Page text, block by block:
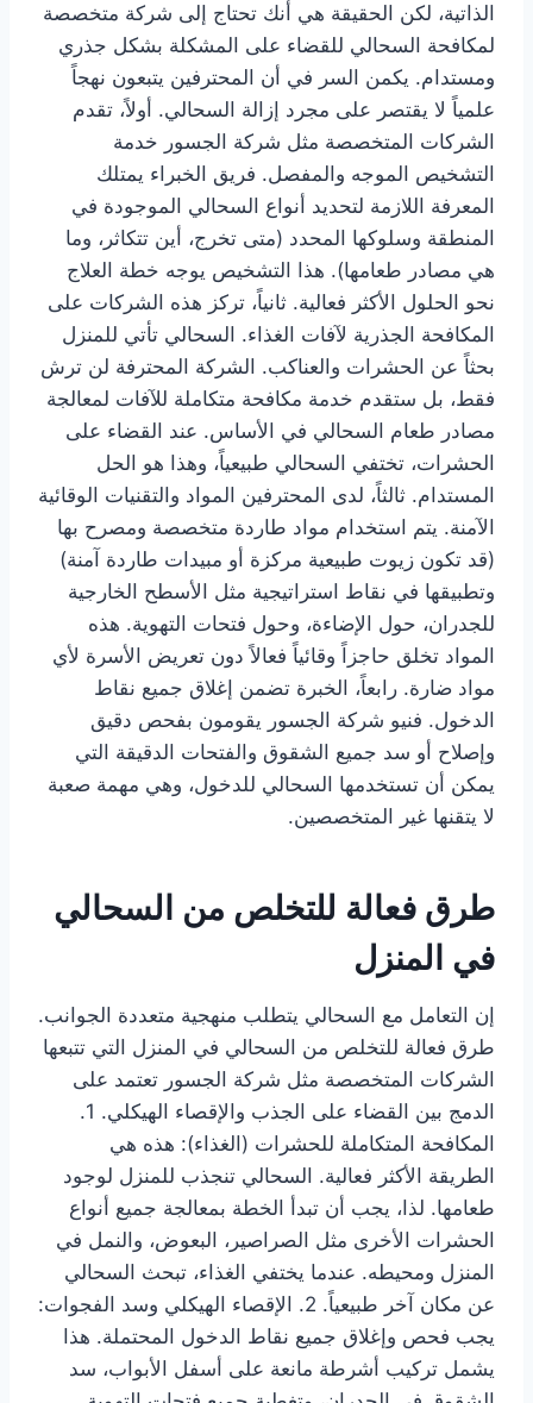
الذاتية، لكن الحقيقة هي أنك تحتاج إلى شركة متخصصة
لمكافحة السحالي للقضاء على المشكلة بشكل جذري
ومستدام. يكمن السر في أن المحترفين يتبعون نهجاً
علمياً لا يقتصر على مجرد إزالة السحالي. أولاً، تقدم
الشركات المتخصصة مثل شركة الجسور خدمة
التشخيص الموجه والمفصل. فريق الخبراء يمتلك
المعرفة اللازمة لتحديد أنواع السحالي الموجودة في
المنطقة وسلوكها المحدد (متى تخرج، أين تتكاثر، وما
هي مصادر طعامها). هذا التشخيص يوجه خطة العلاج
نحو الحلول الأكثر فعالية. ثانياً، تركز هذه الشركات على
المكافحة الجذرية لآفات الغذاء. السحالي تأتي للمنزل
بحثاً عن الحشرات والعناكب. الشركة المحترفة لن ترش
فقط، بل ستقدم خدمة مكافحة متكاملة للآفات لمعالجة
مصادر طعام السحالي في الأساس. عند القضاء على
الحشرات، تختفي السحالي طبيعياً، وهذا هو الحل
المستدام. ثالثاً، لدى المحترفين المواد والتقنيات الوقائية
الآمنة. يتم استخدام مواد طاردة متخصصة ومصرح بها
(قد تكون زيوت طبيعية مركزة أو مبيدات طاردة آمنة)
وتطبيقها في نقاط استراتيجية مثل الأسطح الخارجية
للجدران، حول الإضاءة، وحول فتحات التهوية. هذه
المواد تخلق حاجزاً وقائياً فعالاً دون تعريض الأسرة لأي
مواد ضارة. رابعاً، الخبرة تضمن إغلاق جميع نقاط
الدخول. فنيو شركة الجسور يقومون بفحص دقيق
وإصلاح أو سد جميع الشقوق والفتحات الدقيقة التي
يمكن أن تستخدمها السحالي للدخول، وهي مهمة صعبة
لا يتقنها غير المتخصصين.
طرق فعالة للتخلص من السحالي
في المنزل
إن التعامل مع السحالي يتطلب منهجية متعددة الجوانب.
طرق فعالة للتخلص من السحالي في المنزل التي تتبعها
الشركات المتخصصة مثل شركة الجسور تعتمد على
الدمج بين القضاء على الجذب والإقصاء الهيكلي. 1.
المكافحة المتكاملة للحشرات (الغذاء): هذه هي
الطريقة الأكثر فعالية. السحالي تنجذب للمنزل لوجود
طعامها. لذا، يجب أن تبدأ الخطة بمعالجة جميع أنواع
الحشرات الأخرى مثل الصراصير، البعوض، والنمل في
المنزل ومحيطه. عندما يختفي الغذاء، تبحث السحالي
عن مكان آخر طبيعياً. 2. الإقصاء الهيكلي وسد الفجوات:
يجب فحص وإغلاق جميع نقاط الدخول المحتملة. هذا
يشمل تركيب أشرطة مانعة على أسفل الأبواب، سد